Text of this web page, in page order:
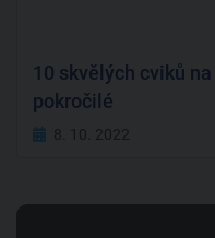
10 skvělých cviků
pokročilé
8. 10. 2022